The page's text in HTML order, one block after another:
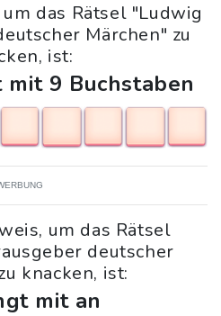
das Rätsel "Ludwig
Märchen" zu
ist:
9 Buchstaben
um das Rätsel
deutscher
knacken, ist:
mit an